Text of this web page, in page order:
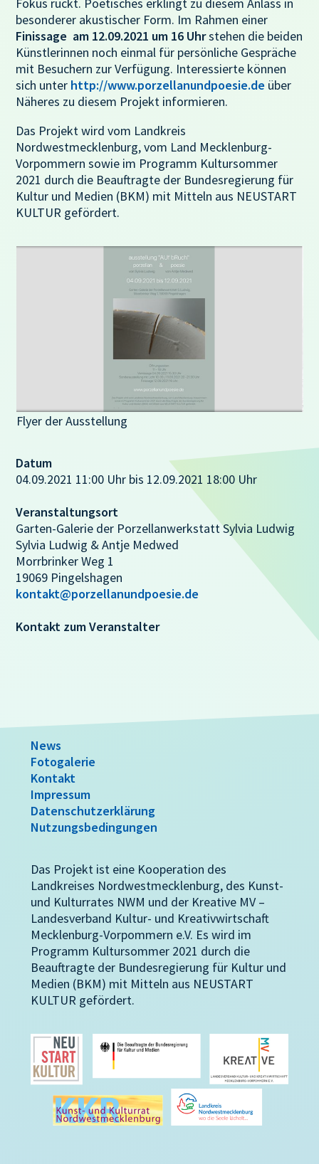
besonderer akustischer Form. Im Rahmen einer
Finissage am 12.09.2021 um 16 Uhrstehen die beiden
Künstlerinnen noch einmal für persönliche Gespräche
mit Besuchern zur Verfügung. Interessierte können
sich unter http://www.porzellanundpoesie.de über
Näheres zu diesem Projekt informieren.
Das Projekt wird vom Landkreis
Nordwestmecklenburg, vom Land Mecklenburg-
Vorpommern sowie im Programm Kultursommer
2021 durch die Beauftragte der Bundesregierung für
Kultur und Medien (BKM) mit Mitteln aus NEUSTART
KULTUR gefördert.
Flyer der Ausstellung
Datum
04.09.2021 11:00 Uhr bis 12.09.2021 18:00 Uhr
Veranstaltungsort
Garten-Galerie der Porzellanwerkstatt Sylvia Ludwig
Sylvia Ludwig & Antje Medwed
Morrbrinker Weg 1
19069 Pingelshagen
kontakt@porzellanundpoesie.de
Kontakt zum Veranstalter
News
Fotogalerie
Kontakt
Impressum
Datenschutzerklärung
Nutzungsbedingungen
Das Projekt ist eine Kooperation des
Landkreises Nordwestmecklenburg, des Kunst-
und Kulturrates NWM und der Kreative MV –
Landesverband Kultur- und Kreativwirtschaft
Mecklenburg-Vorpommern e.V. Es wird im
Programm Kultursommer 2021 durch die
Beauftragte der Bundesregierung für Kultur und
Medien (BKM) mit Mitteln aus NEUSTART
KULTUR gefördert.